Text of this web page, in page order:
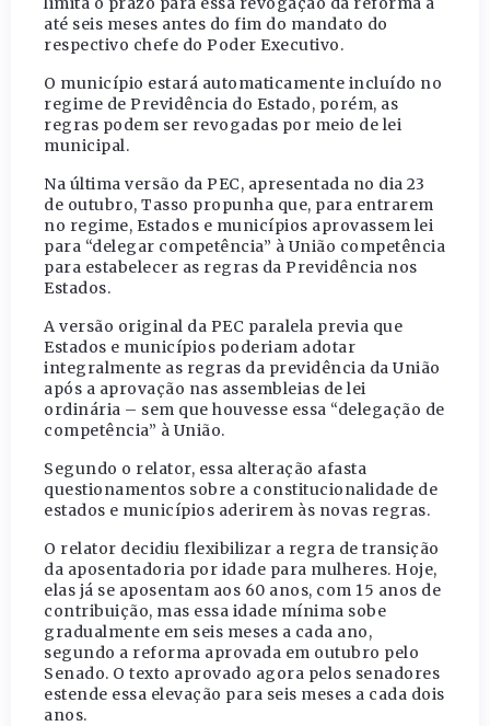
até seis meses antes do fim do mandato do
respectivo chefe do Poder Executivo.
O município estará automaticamente incluído no
regime de Previdência do Estado, porém, as
regras podem ser revogadas por meio de lei
municipal.
Na última versão da PEC, apresentada no dia 23
de outubro, Tasso propunha que, para entrarem
no regime, Estados e municípios aprovassem lei
para “delegar competência” à União competência
para estabelecer as regras da Previdência nos
Estados.
A versão original da PEC paralela previa que
Estados e municípios poderiam adotar
integralmente as regras da previdência da União
após a aprovação nas assembleias de lei
ordinária – sem que houvesse essa “delegação de
competência” à União.
Segundo o relator, essa alteração afasta
questionamentos sobre a constitucionalidade de
estados e municípios aderirem às novas regras.
O relator decidiu flexibilizar a regra de transição
da aposentadoria por idade para mulheres. Hoje,
elas já se aposentam aos 60 anos, com 15 anos de
contribuição, mas essa idade mínima sobe
gradualmente em seis meses a cada ano,
segundo a reforma aprovada em outubro pelo
Senado. O texto aprovado agora pelos senadores
estende essa elevação para seis meses a cada dois
anos.